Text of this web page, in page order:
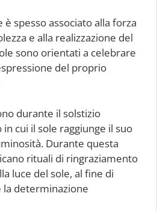
è spesso associato alla forza
e alla realizzazione del
sono orientati a celebrare
del proprio
durante il solstizio
cui il sole raggiunge il suo
Durante questa
rituali di ringraziamento
luce del sole, al fine di
la determinazione